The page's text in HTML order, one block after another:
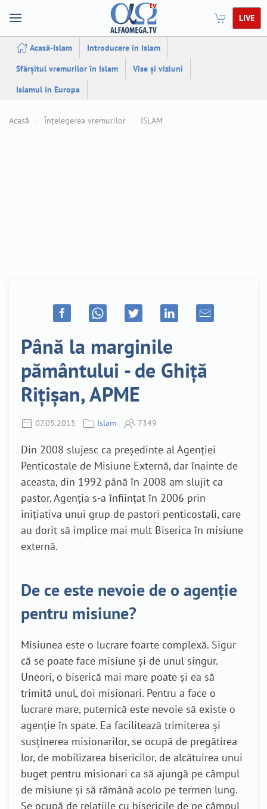
LIVE
Acasă-Islam
Introducere în Islam
Sfârșitul vremurilor în Islam
Vise și viziuni
Islamul în Europa
Acasă Înțelegerea vremurilor ISLAM
Până la marginile
pământului - de Ghiță
Rițișan, APME
07.05.2015 Islam 7349
Din 2008 slujesc ca președinte al Agenției
Penticostale de Misiune Externă, dar înainte de
aceasta, din 1992 până în 2008 am slujit ca
pastor. Agenția s-a înființat în 2006 prin
inițiativa unui grup de pastori penticostali, care
au dorit să implice mai mult Biserica în misiune
externă.
De ce este nevoie de o agenție
pentru misiune?
Misiunea este o lucrare foarte complexă. Sigur
că se poate face misiune și de unul singur.
Uneori, o biserică mai mare poate și ea să
trimită unul, doi misionari. Pentru a face o
lucrare mare, puternică este nevoie să existe o
agenție în spate. Ea facilitează trimiterea și
susținerea misionarilor, se ocupă de pregătirea
lor, de mobilizarea bisericilor, de alcătuirea unui
buget pentru misionari ca să ajungă pe câmpul
de misiune și să rămână acolo pe termen lung.
Se ocupă de relațiile cu bisericile de pe câmpul